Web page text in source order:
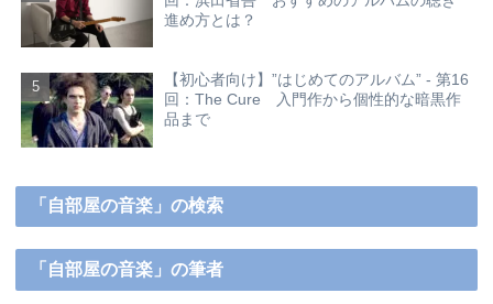
進め方とは？
【初心者向け】”はじめてのアルバム” - 第16
回：The Cure 入門作から個性的な暗黒作
品まで
「自部屋の音楽」の検索
「自部屋の音楽」の筆者